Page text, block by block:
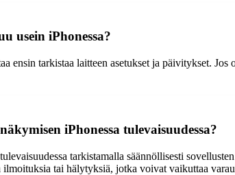
usein iPhonessa?
ensin tarkistaa laitteen asetukset ja päivitykset.
iPhonessa tulevaisuudessa?
tarkistamalla säännöllisesti
ilmoituksia tai hälytyksiä, jotka voivat vaikuttaa